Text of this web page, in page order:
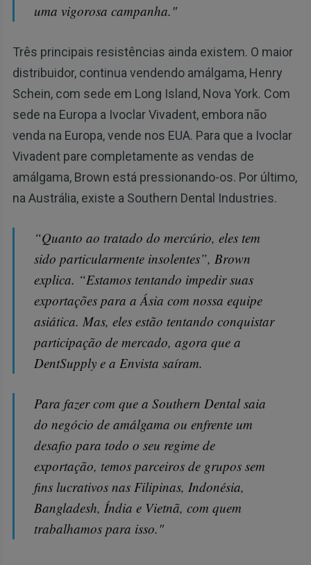
uma vigorosa campanha."
Três principais resistências ainda existem. O maior
distribuidor, continua vendendo amálgama, Henry
Schein, com sede em Long Island, Nova York. Com
sede na Europa a Ivoclar Vivadent, embora não
venda na Europa, vende nos EUA. Para que a Ivoclar
Vivadent pare completamente as vendas de
amálgama, Brown está pressionando-os. Por último,
na Austrália, existe a Southern Dental Industries.
“Quanto ao tratado do mercúrio, eles tem
sido particularmente insolentes”, Brown
explica. “Estamos tentando impedir suas
exportações para a Ásia com nossa equipe
asiática. Mas, eles estão tentando conquistar
participação de mercado, agora que a
DentSupply e a Envista saíram.
Para fazer com que a Southern Dental saia
do negócio de amálgama ou enfrente um
desafio para todo o seu regime de
exportação, temos parceiros de grupos sem
fins lucrativos nas Filipinas, Indonésia,
Bangladesh, Índia e Vietnã, com quem
trabalhamos para isso."